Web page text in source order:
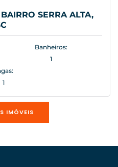
SERRA ALTA,
Banheiros:
1
1
IMÓVEIS